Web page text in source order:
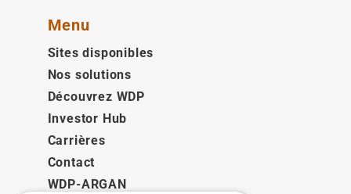
Menu
Sites disponibles
Nos solutions
Découvrez WDP
Investor Hub
Carrières
Contact
WDP-ARGAN